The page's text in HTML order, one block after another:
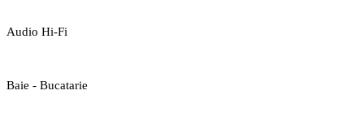
Audio Hi-Fi
Baie - Bucatarie